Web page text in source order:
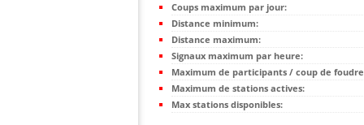
Coups maximum par jour:
Distance minimum:
Distance maximum:
Signaux maximum par heure:
Maximum de participants / coup de
Maximum de stations actives:
Max stations disponibles: